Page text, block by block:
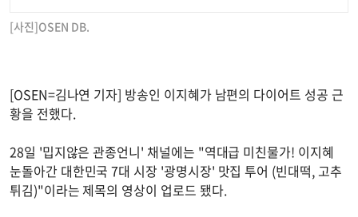
[사진]OSEN DB.
[OSEN=김나연 기자] 방송인 이지혜가 남편의 다이어트 성공 근
황을 전했다.
28일 '밉지않은 관종언니' 채널에는 "역대급 미친물가! 이지혜
눈돌아간 대한민국 7대 시장 '광명시장' 맛집 투어 (빈대떡, 고추
튀김)"이라는 제목의 영상이 업로드 됐다.